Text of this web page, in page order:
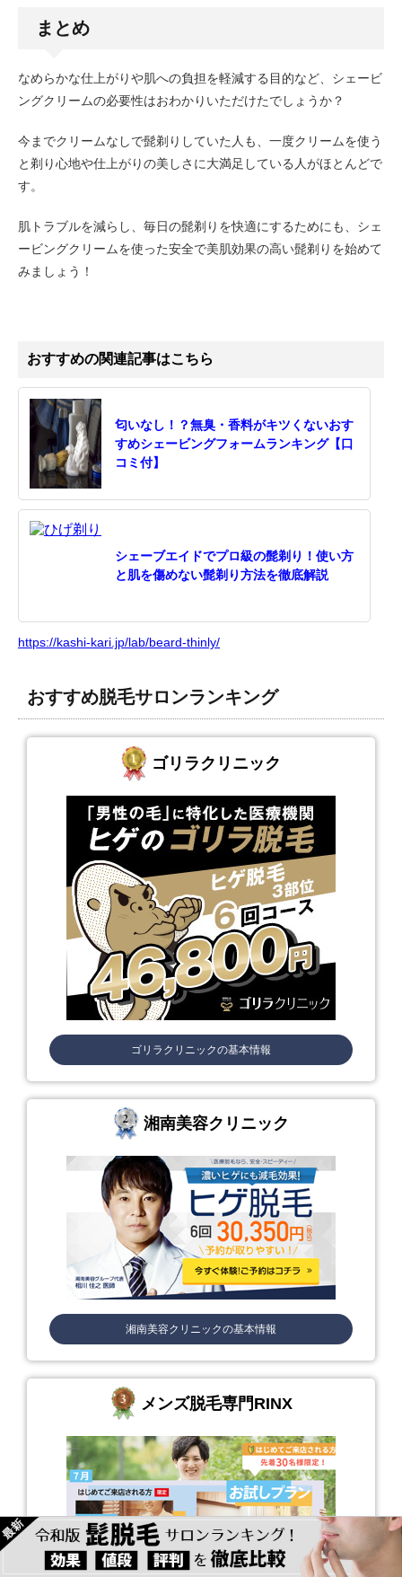
まとめ
なめらかな仕上がりや肌への負担を軽減する目的など、シェービ
ングクリームの必要性はおわかりいただけたでしょうか？
今までクリームなしで髭剃りしていた人も、一度クリームを使う
と剃り心地や仕上がりの美しさに大満足している人がほとんどで
す。
肌トラブルを減らし、毎日の髭剃りを快適にするためにも、シェ
ービングクリームを使った安全で美肌効果の高い髭剃りを始めて
みましょう！
おすすめの関連記事はこちら
匂いなし！？無臭・香料がキツくないおす
すめシェービングフォームランキング【口
コミ付】
シェーブエイドでプロ級の髭剃り！使い方
と肌を傷めない髭剃り方法を徹底解説
https://kashi-kari.jp/lab/beard-thinly/
おすすめ脱毛サロンランキング
ゴリラクリニック
ゴリラクリニックの基本情報
湘南美容クリニック
湘南美容クリニックの基本情報
メンズ脱毛専門RINX